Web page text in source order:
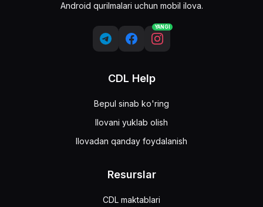
Android qurilmalari uchun mobil ilova.
YANGI
CDL Help
Bepul sinab ko'ring
Ilovani yuklab olish
Ilovadan qanday foydalanish
Resurslar
CDL maktablari